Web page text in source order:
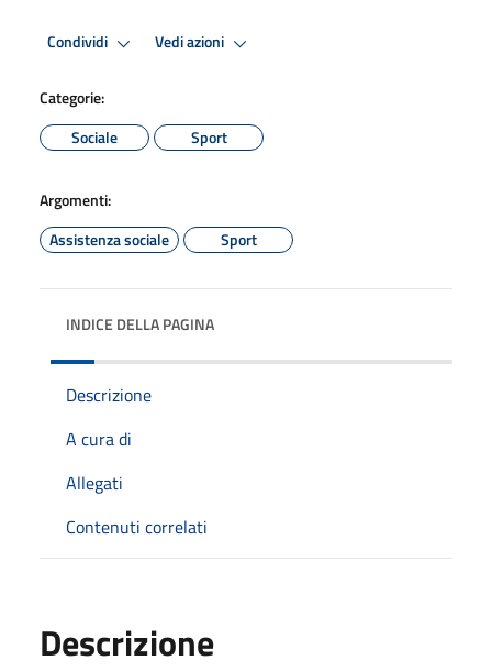
Condividi Vedi azioni
Categorie:
Sociale
Sport
Argomenti:
Assistenza sociale
Sport
INDICE DELLA PAGINA
Descrizione
A cura di
Allegati
Contenuti correlati
Descrizione